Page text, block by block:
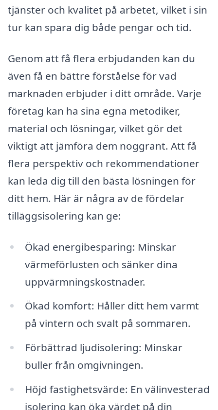
tjänster och kvalitet på arbetet, vilket i sin
tur kan spara dig både pengar och tid.
Genom att få flera erbjudanden kan du
även få en bättre förståelse för vad
marknaden erbjuder i ditt område. Varje
företag kan ha sina egna metodiker,
material och lösningar, vilket gör det
viktigt att jämföra dem noggrant. Att få
flera perspektiv och rekommendationer
kan leda dig till den bästa lösningen för
ditt hem. Här är några av de fördelar
tilläggsisolering kan ge:
Ökad energibesparing: Minskar
värmeförlusten och sänker dina
uppvärmningskostnader.
Ökad komfort: Håller ditt hem varmt
på vintern och svalt på sommaren.
Förbättrad ljudisolering: Minskar
buller från omgivningen.
Höjd fastighetsvärde: En välinvesterad
isolering kan öka värdet på din